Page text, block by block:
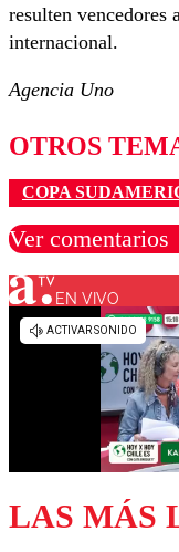
resulten vencedores
internacional.
Agencia Uno
OTROS
COPA
Ver comentarios
Los
EN VIVO
LAS MÁS